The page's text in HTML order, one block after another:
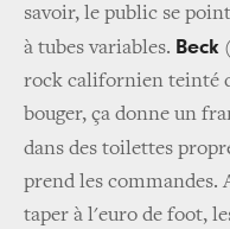
savoir, le public se
à tubes variables. Beck (
rock californien teinté
bouger, ça donne un
dans des toilettes
prend les commandes.
taper à l'euro de foot,